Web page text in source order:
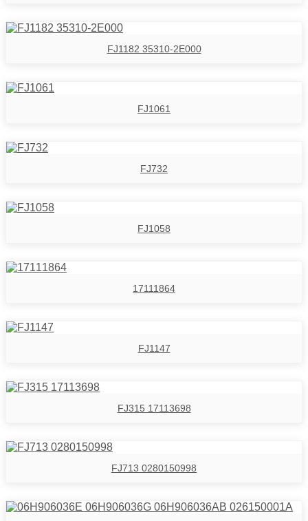
FJ1182 35310-2E000
FJ1061
FJ732
FJ1058
17111864
FJ1147
FJ315 17113698
FJ713 0280150998